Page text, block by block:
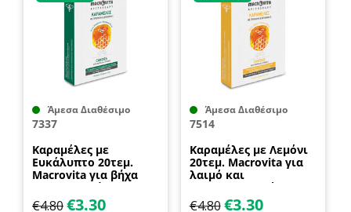
Άμεσα Διαθέσιμο
7337
Καραμέλες με
Ευκάλυπτο 20τεμ.
Macrovita για βήχα
και αναπνοή
€4.80€3.30
Άμεσα Διαθέσιμο
7514
Καραμέλες με Λεμόνι
20τεμ. Macrovita για
λαιμό και
ανοσοποιητικό
€4.80 €3.30